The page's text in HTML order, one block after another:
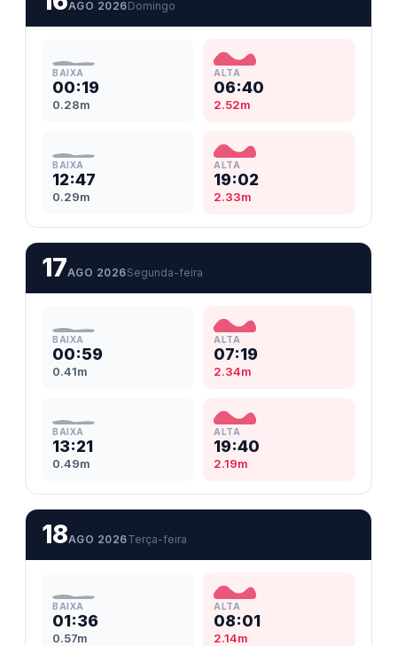
AGO 2026Domingo
BAIXA
00:19
0.28m
ALTA
06:40
2.52m
BAIXA
12:47
0.29m
ALTA
19:02
2.33m
17AGO 2026Segunda-feira
BAIXA
00:59
0.41m
ALTA
07:19
2.34m
BAIXA
13:21
0.49m
ALTA
19:40
2.19m
18AGO 2026Terça-feira
BAIXA
01:36
0.57m
ALTA
08:01
2.14m